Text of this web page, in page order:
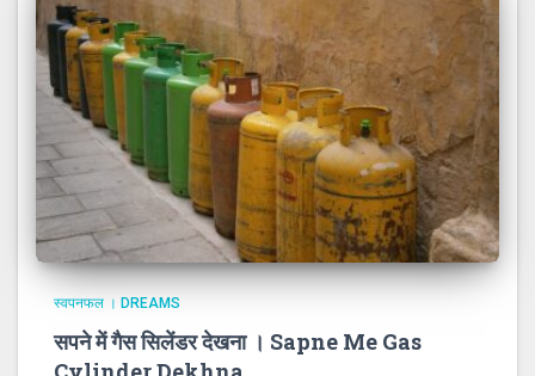
स्वपनफल । DREAMS
सपने में गैस सिलेंडर देखना । Sapne Me Gas